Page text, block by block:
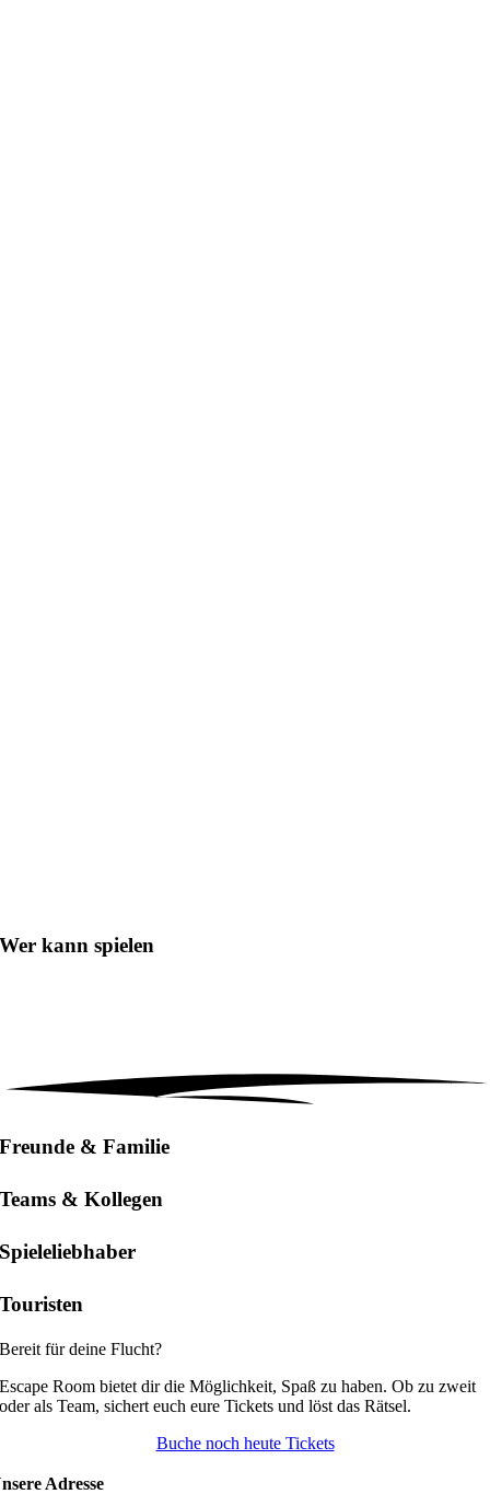
Wer kann spielen
Freunde & Familie
Teams & Kollegen
Spieleliebhaber
Touristen
Bereit für deine Flucht?
Escape Room bietet dir die Möglichkeit, Spaß zu haben. Ob zu zweit
oder als Team, sichert euch eure Tickets und löst das Rätsel.
Buche noch heute Tickets
Adresse